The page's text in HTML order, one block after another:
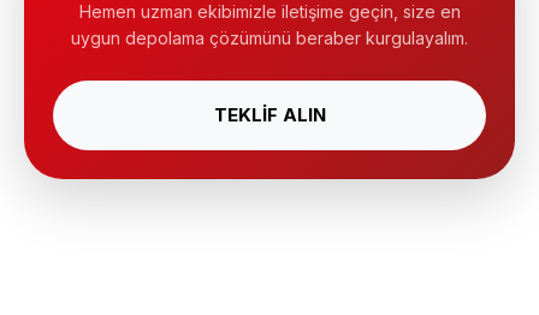
Hemen uzman ekibimizle iletişime geçin, size en
uygun depolama çözümünü beraber kurgulayalım.
TEKLİF ALIN